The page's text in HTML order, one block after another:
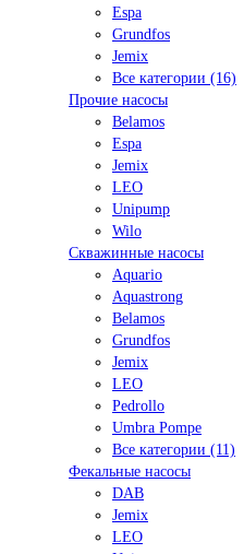
Espa
Grundfos
Jemix
Все категории (16)
Прочие насосы
Belamos
Espa
Jemix
LEO
Unipump
Wilo
Скважинные насосы
Aquario
Aquastrong
Belamos
Grundfos
Jemix
LEO
Pedrollo
Umbra Pompe
Все категории (11)
Фекальные насосы
DAB
Jemix
LEO